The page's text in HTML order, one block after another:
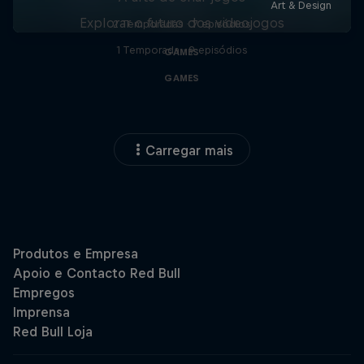
2 Temporadas · 7 episódios
GAMES
Explorar o futuro dos videojogos
1 Temporada · 9 episódios
GAMES
Carregar mais